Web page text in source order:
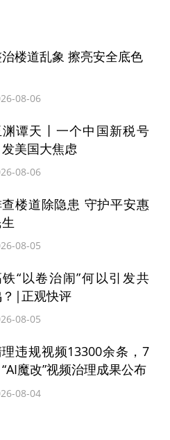
体扩散速度远超居民
口即可致人昏迷 ，甚至
火器或二氧化碳灭火器
火器对电动自行车进行
生触电危险。
入猛烈燃烧阶段，需立
及时拨打119火警电话
楼道乱象 擦亮安全底色
08-06
渊谭天丨一个中国新税号
美国大焦虑
08-06
楼道除隐患 守护平安惠
08-05
“以卷治闹”何以引发共
|正观快评
08-05
违规视频13300余条，7
“AI魔改”视频治理成果公布
08-04